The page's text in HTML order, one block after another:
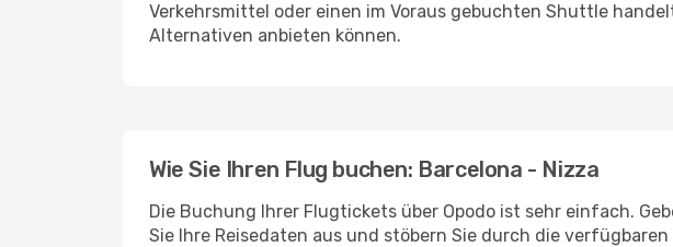
Verkehrsmittel oder einen im Voraus gebuchten Shuttle
Alternativen anbieten können.
Wie Sie Ihren Flug buchen: Barcelona - Nizza
Die Buchung Ihrer Flugtickets über Opodo ist sehr einfach.
Sie Ihre Reisedaten aus und stöbern Sie durch die